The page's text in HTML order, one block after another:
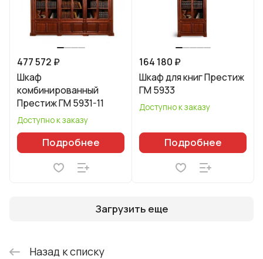
477 572 ₽
Шкаф
комбинированный
Престиж ГМ 5931-11
Доступно к заказу
Подробнее
164 180 ₽
Шкаф для книг Престиж
ГМ 5933
Доступно к заказу
Подробнее
Загрузить еще
Назад к списку